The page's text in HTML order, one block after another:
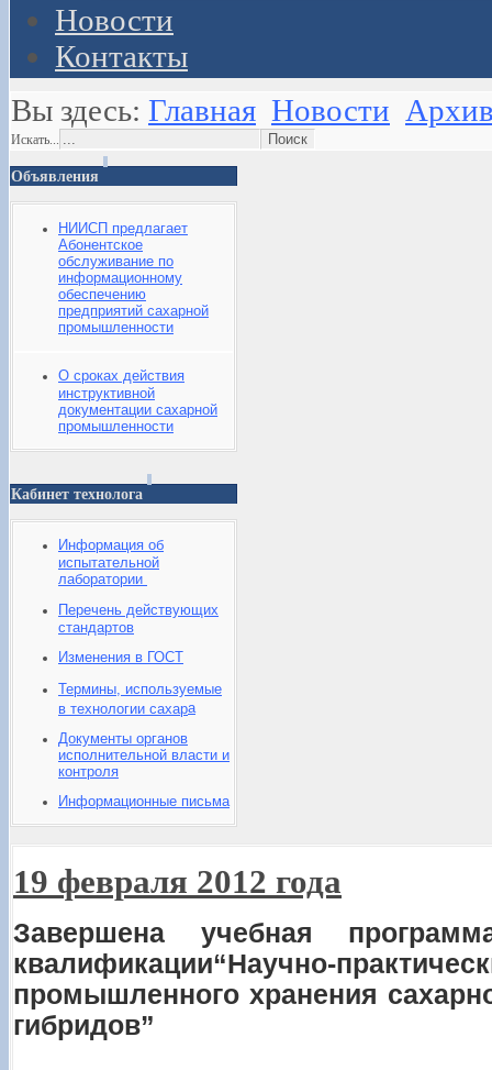
Новости
Контакты
Вы здесь: Главная Новости
Искать...
Объявления
НИИСП предлагает
Абонентское
обслуживание по
информационному
обеспечению
предприятий сахарной
промышленности
О сроках действия
инструктивной
документации сахарной
промышленности
Кабинет технолога
Информация об
испытательной
лаборатории
Перечень действующих
стандартов
Изменения в ГОСТ
Термины, используемые
в технологии сахара
Документы органов
исполнительной власти и
контроля
Информационные письма
19 февраля 2012 года
Завершена учебная
квалификации“Научно-
промышленного хранения
гибридов”